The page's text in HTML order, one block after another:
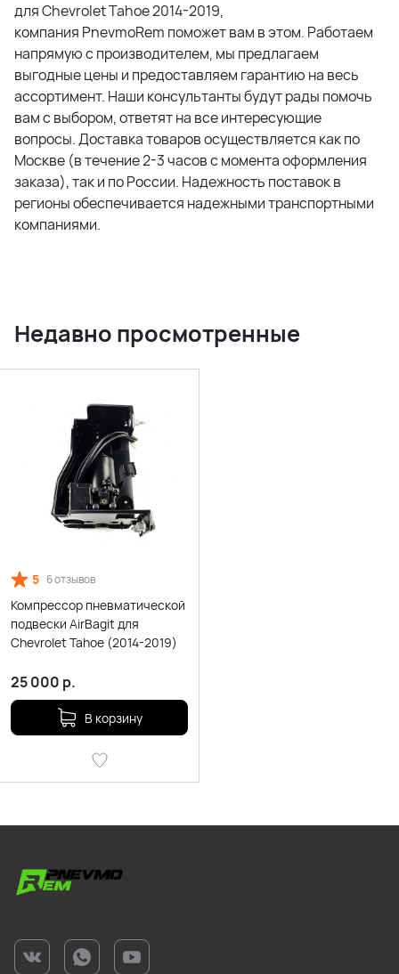
для Chevrolet Tahoe 2014-2019,
компания PnevmoRem поможет вам в этом. Работаем
напрямую с производителем, мы предлагаем
выгодные цены и предоставляем гарантию на весь
ассортимент. Наши консультанты будут рады помочь
вам с выбором, ответят на все интересующие
вопросы. Доставка товаров осуществляется как по
Москве (в течение 2-3 часов с момента оформления
заказа), так и по России. Надежность поставок в
регионы обеспечивается надежными транспортными
компаниями.
Недавно просмотренные
5 6 отзывов
Компрессор пневматической
подвески AirBagit для
Chevrolet Tahoe (2014-2019)
25 000 р.
В корзину